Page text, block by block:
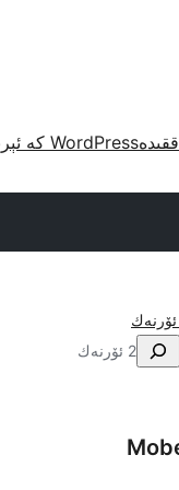
WordPress كە ئېرىشىش
2 ئۆرنەك